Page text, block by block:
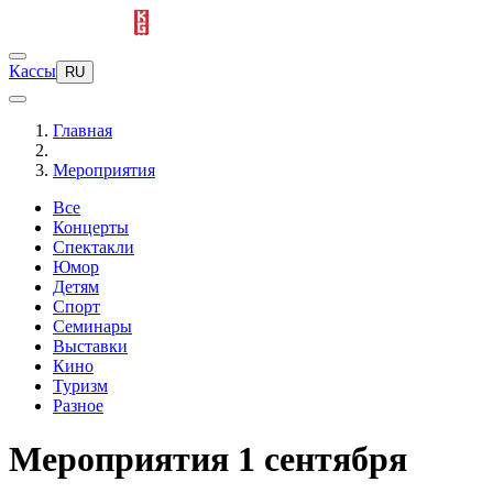
Кассы RU
Главная
Мероприятия
Все
Концерты
Спектакли
Юмор
Детям
Спорт
Семинары
Выставки
Кино
Туризм
Разное
Мероприятия 1 сентября